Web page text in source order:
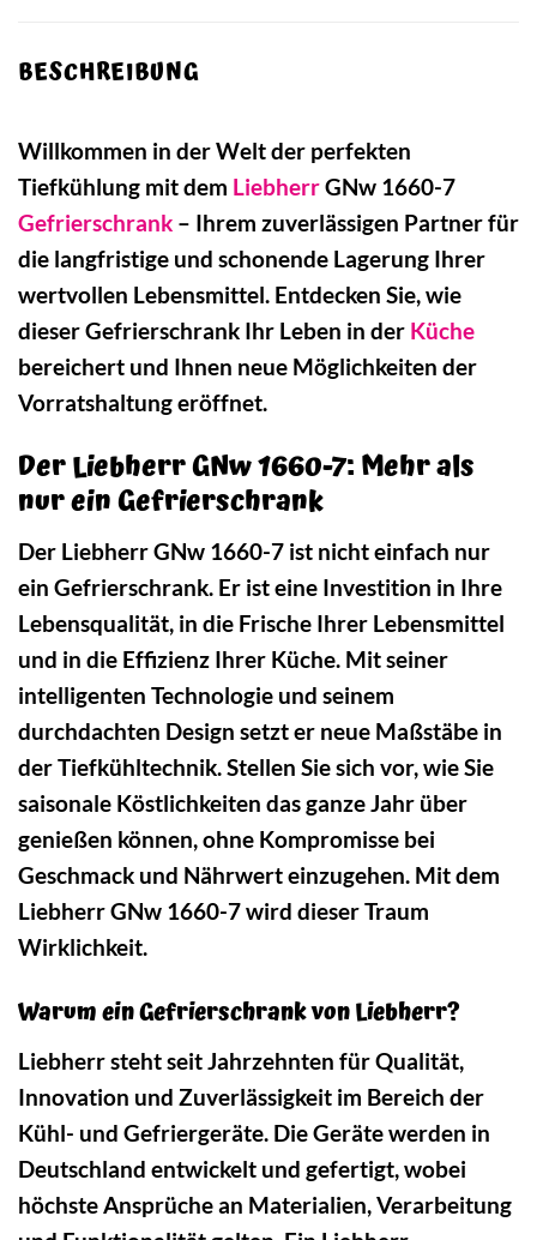
BESCHREIBUNG
Willkommen in der Welt der perfekten
Tiefkühlung mit dem LiebherrGNw 1660-7
Gefrierschrank – Ihrem zuverlässigen Partner für
die langfristige und schonende Lagerung Ihrer
wertvollen Lebensmittel. Entdecken Sie, wie
dieser Gefrierschrank Ihr Leben in der Küche
bereichert und Ihnen neue Möglichkeiten der
Vorratshaltung eröffnet.
Der Liebherr GNw 1660-7: Mehr als
nur ein Gefrierschrank
Der Liebherr GNw 1660-7 ist nicht einfach nur
ein Gefrierschrank. Er ist eine Investition in Ihre
Lebensqualität, in die Frische Ihrer Lebensmittel
und in die Effizienz Ihrer Küche. Mit seiner
intelligenten Technologie und seinem
durchdachten Design setzt er neue Maßstäbe in
der Tiefkühltechnik. Stellen Sie sich vor, wie Sie
saisonale Köstlichkeiten das ganze Jahr über
genießen können, ohne Kompromisse bei
Geschmack und Nährwert einzugehen. Mit dem
Liebherr GNw 1660-7 wird dieser Traum
Wirklichkeit.
Warum ein Gefrierschrank von Liebherr?
Liebherr steht seit Jahrzehnten für Qualität,
Innovation und Zuverlässigkeit im Bereich der
Kühl- und Gefriergeräte. Die Geräte werden in
Deutschland entwickelt und gefertigt, wobei
höchste Ansprüche an Materialien, Verarbeitung